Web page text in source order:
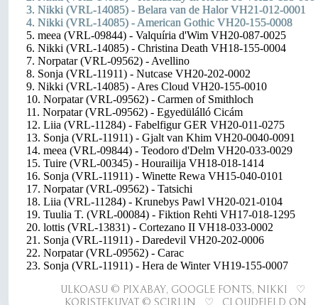
3. Nikki (VRL-14085) - Belara van de Halor VH21-012-0001
4. Nikki (VRL-14085) - American Gothic VH20-155-0008
5. meea (VRL-09844) - Valquíria d'Wim VH20-087-0025
6. Nikki (VRL-14085) - Christina Death VH18-155-0004
7. Norpatar (VRL-09562) - Avellino
8. Sonja (VRL-11911) - Nutcase VH20-202-0002
9. Nikki (VRL-14085) - Ares Cloud VH20-155-0010
10. Norpatar (VRL-09562) - Carmen of Smithloch
11. Norpatar (VRL-09562) - Egyedülálló Cicám
12. Liia (VRL-11284) - Fabelfigur GER VH20-011-0275
13. Sonja (VRL-11911) - Gjalt van Khim VH20-0040-0091
14. meea (VRL-09844) - Teodoro d'Delm VH20-033-0029
15. Tuire (VRL-00345) - Hourailija VH18-018-1414
16. Sonja (VRL-11911) - Winette Rewa VH15-040-0101
17. Norpatar (VRL-09562) - Tatsichi
18. Liia (VRL-11284) - Krunebys Pawl VH20-021-0104
19. Tuulia T. (VRL-00084) - Fiktion Rehti VH17-018-1295
20. lottis (VRL-13831) - Cortezano II VH18-033-0002
21. Sonja (VRL-11911) - Daredevil VH20-202-0006
22. Norpatar (VRL-09562) - Carac
23. Sonja (VRL-11911) - Hera de Winter VH19-155-0007
ULKOASU © PIXABAY, GOOGLE FONTS, NIKKI ♡
KORISTEKUVAT © SCIRLIN ♡ CLOUDFIELD ON